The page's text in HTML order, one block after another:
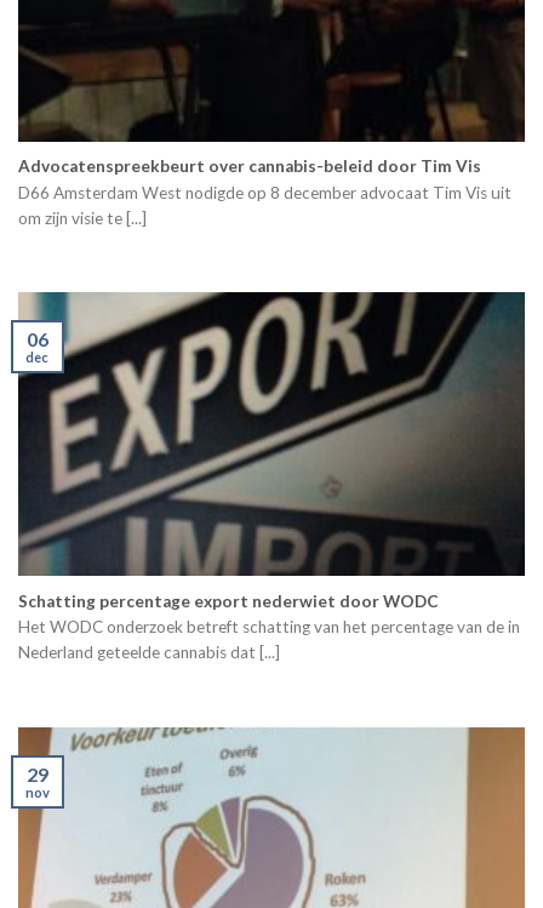
Advocatenspreekbeurt over cannabis-beleid door Tim Vis
D66 Amsterdam West nodigde op 8 december advocaat Tim Vis uit
om zijn visie te [...]
Schatting percentage export nederwiet door WODC
Het WODC onderzoek betreft schatting van het percentage van de in
Nederland geteelde cannabis dat [...]
06
dec
29
nov